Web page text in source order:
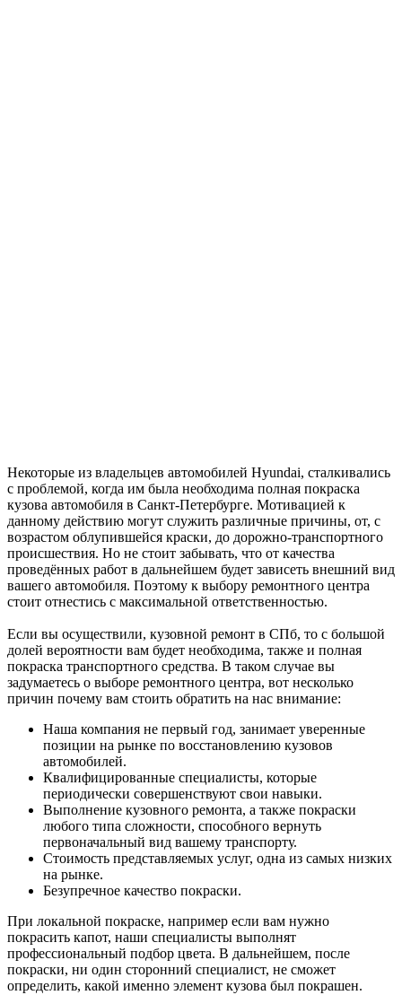
Некоторые из владельцев автомобилей Hyundai, сталкивались
с проблемой, когда им была необходима полная покраска
кузова автомобиля в Санкт-Петербурге. Мотивацией к
данному действию могут служить различные причины, от, с
возрастом облупившейся краски, до дорожно-транспортного
происшествия. Но не стоит забывать, что от качества
проведённых работ в дальнейшем будет зависеть внешний вид
вашего автомобиля. Поэтому к выбору ремонтного центра
стоит отнестись с максимальной ответственностью.
Если вы осуществили, кузовной ремонт в СПб, то с большой
долей вероятности вам будет необходима, также и полная
покраска транспортного средства. В таком случае вы
задумаетесь о выборе ремонтного центра, вот несколько
причин почему вам стоить обратить на нас внимание:
Наша компания не первый год, занимает уверенные
позиции на рынке по восстановлению кузовов
автомобилей.
Квалифицированные специалисты, которые
периодически совершенствуют свои навыки.
Выполнение кузовного ремонта, а также покраски
любого типа сложности, способного вернуть
первоначальный вид вашему транспорту.
Стоимость представляемых услуг, одна из самых низких
на рынке.
Безупречное качество покраски.
При локальной покраске, например если вам нужно
покрасить капот, наши специалисты выполнят
профессиональный подбор цвета. В дальнейшем, после
покраски, ни один сторонний специалист, не сможет
определить, какой именно элемент кузова был покрашен.